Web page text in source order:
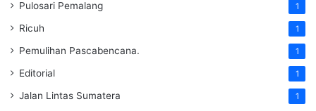
Pulosari Pemalang 1
Ricuh 1
Pemulihan Pascabencana. 1
Editorial 1
Jalan Lintas Sumatera 1